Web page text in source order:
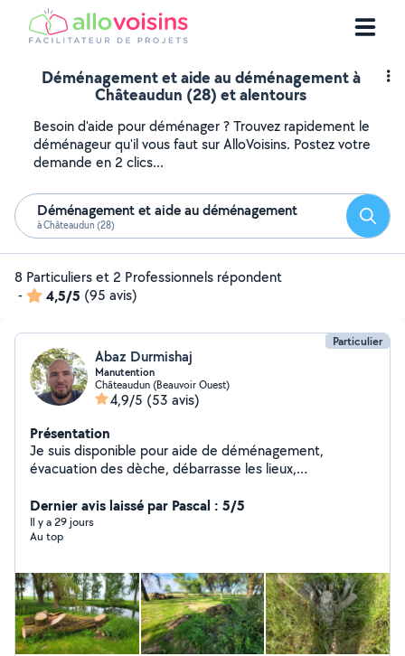
Déménagement et aide au déménagement à
Châteaudun (28) et alentours
Besoin d'aide pour déménager ? Trouvez rapidement le
déménageur qu'il vous faut sur AlloVoisins. Postez votre
demande en 2 clics...
Déménagement et aide au déménagement
à Châteaudun (28)
8 Particuliers et 2 Professionnels répondent
-
4,5/5 (95 avis)
Particulier
Abaz Durmishaj
Manutention
Châteaudun (Beauvoir Ouest)
4,9/5 (53 avis)
Présentation
Je suis disponible pour aide de déménagement,
évacuation des dèche, débarrasse les lieux,
Dernier avis laissé par Pascal : 5/5
Il y a 29 jours
Au top